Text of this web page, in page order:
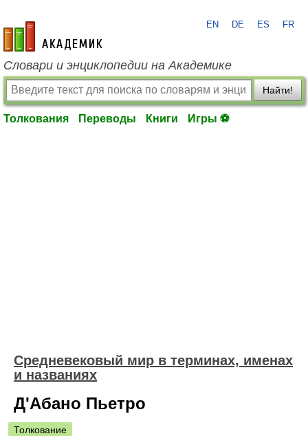
academic.ru
EN DE ES FR
Словари и энциклопедии на Академике
Найти!
Толкования Переводы Книги Игры ⚽
Средневековый мир в терминах, именах
и названиях
Д'Абано Пьетро
Толкование